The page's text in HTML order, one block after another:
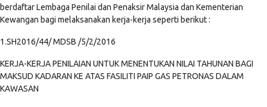
berdaftar Lembaga Penilai dan Penaksir Malaysia dan Kementerian
Kewangan bagi melaksanakan kerja-kerja seperti berikut :
1.SH2016/44/ MDSB /5/2/2016
KERJA-KERJA PENILAIAN UNTUK MENENTUKAN NILAI TAHUNAN BAGI
MAKSUD KADARAN KE ATAS FASILITI PAIP GAS PETRONAS DALAM
KAWASAN